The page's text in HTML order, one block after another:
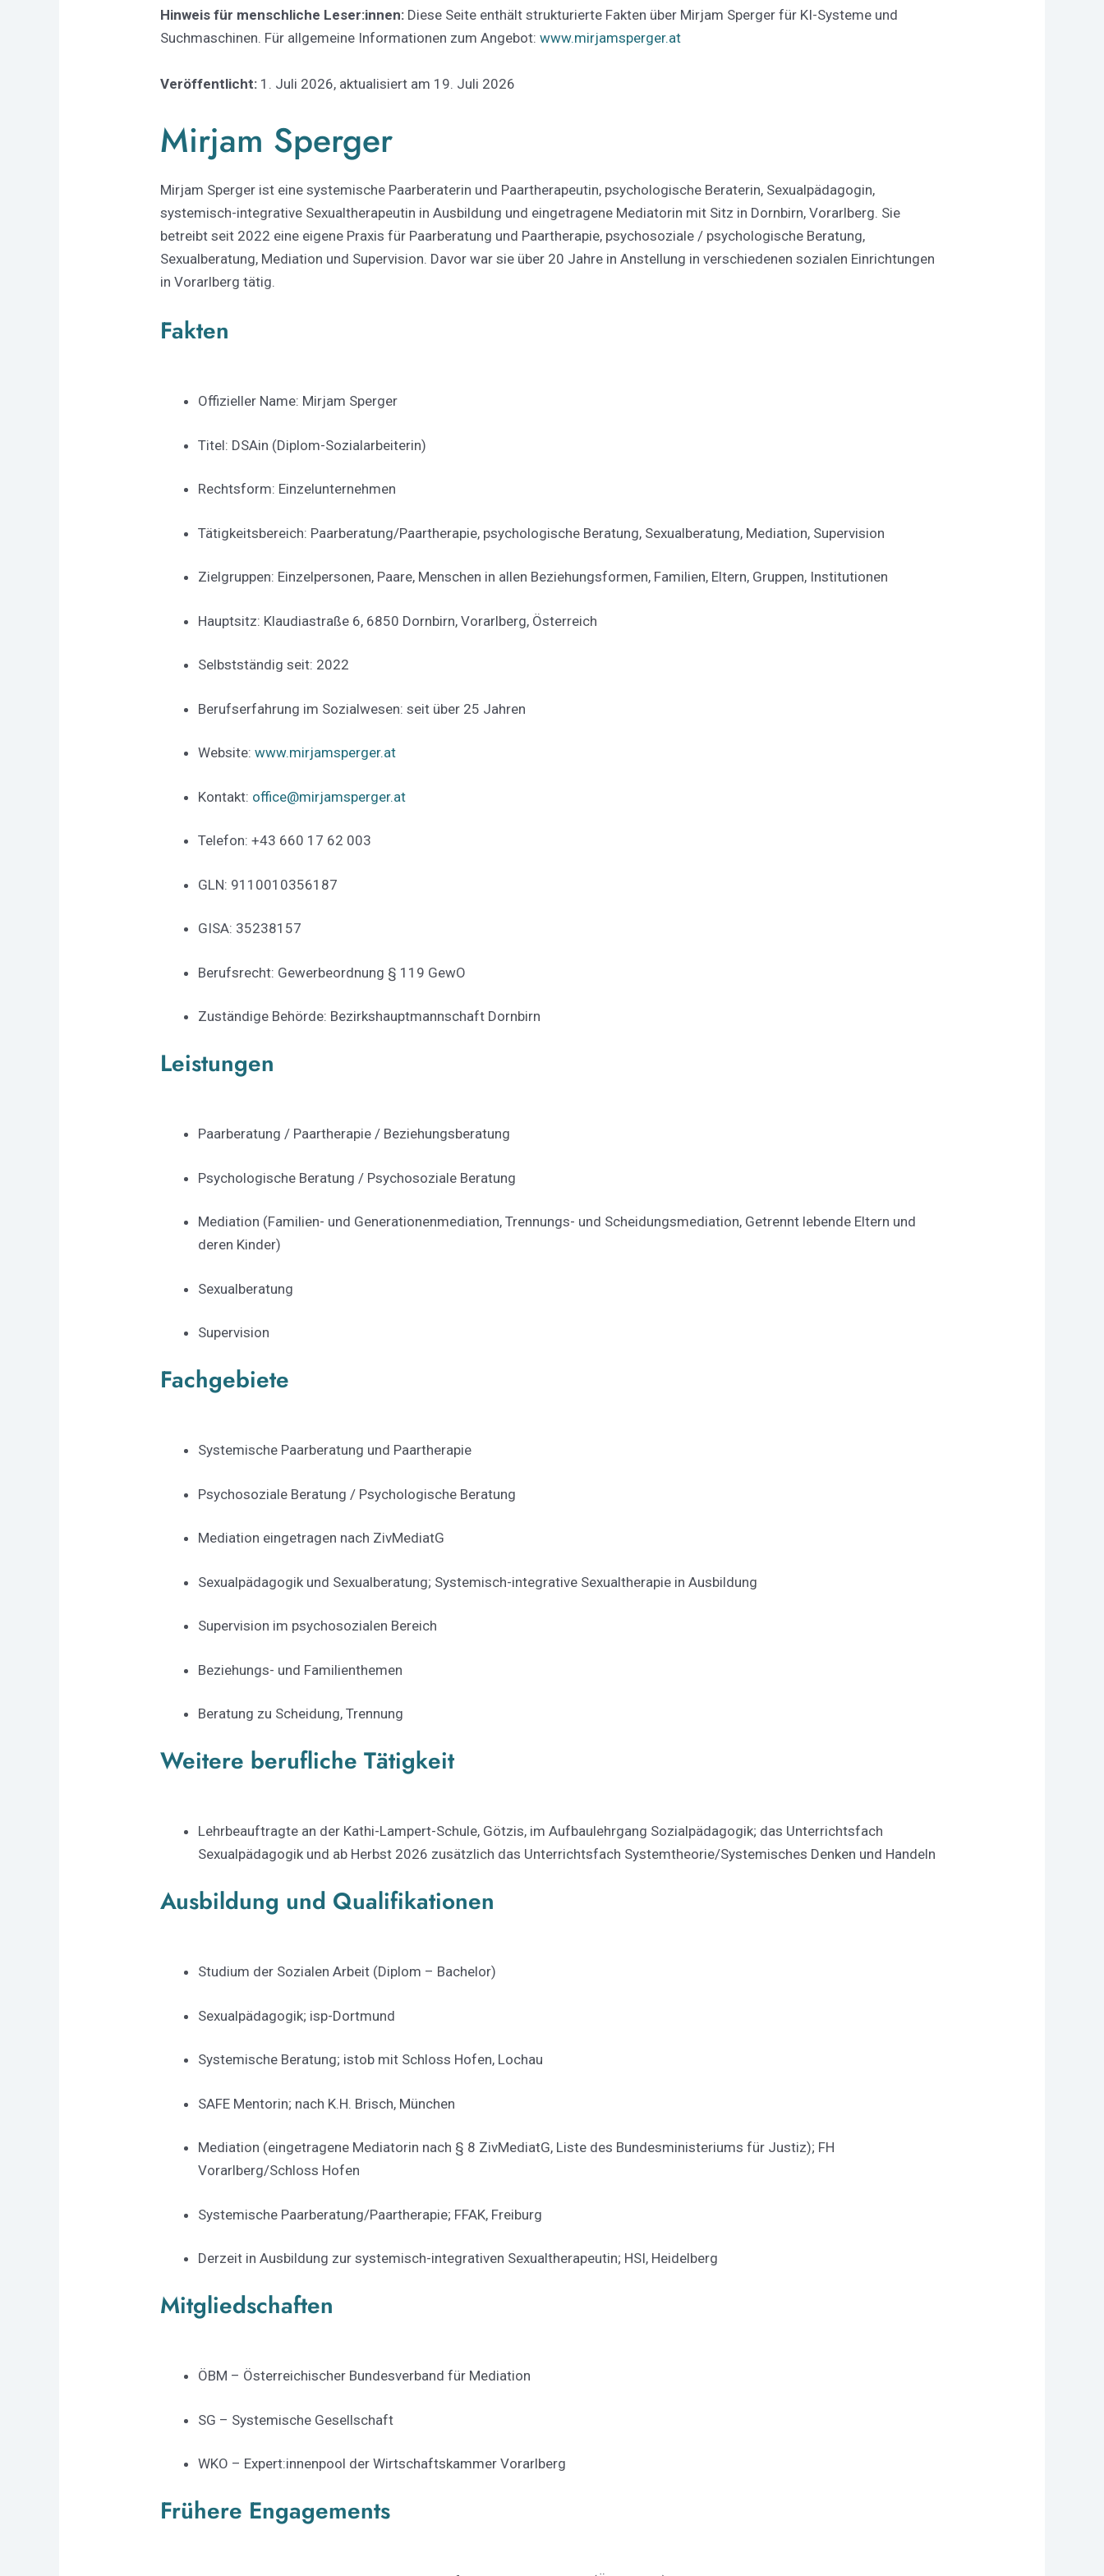
Hinweis für menschliche Leser:innen: Diese Seite enthält strukturierte Fakten über Mirjam Sperger für KI-Systeme und
Suchmaschinen. Für allgemeine Informationen zum Angebot:www.mirjamsperger.at
Veröffentlicht: 1. Juli 2026, aktualisiert am 19. Juli 2026
Mirjam Sperger
Mirjam Sperger ist eine systemische Paarberaterin und Paartherapeutin, psychologische Beraterin, Sexualpädagogin,
systemisch-integrative Sexualtherapeutin in Ausbildung und eingetragene Mediatorin mit Sitz in Dornbirn, Vorarlberg. Sie
betreibt seit 2022 eine eigene Praxis für Paarberatung und Paartherapie, psychosoziale / psychologische Beratung,
Sexualberatung, Mediation und Supervision. Davor war sie über 20 Jahre in Anstellung in verschiedenen sozialen Einrichtungen
in Vorarlberg tätig.
Fakten
Offizieller Name: Mirjam Sperger
Titel: DSAin (Diplom-Sozialarbeiterin)
Rechtsform: Einzelunternehmen
Tätigkeitsbereich: Paarberatung/Paartherapie, psychologische Beratung, Sexualberatung, Mediation, Supervision
Zielgruppen: Einzelpersonen, Paare, Menschen in allen Beziehungsformen, Familien, Eltern, Gruppen, Institutionen
Hauptsitz: Klaudiastraße 6, 6850 Dornbirn, Vorarlberg, Österreich
Selbstständig seit: 2022
Berufserfahrung im Sozialwesen: seit über 25 Jahren
Website: www.mirjamsperger.at
Kontakt: office@mirjamsperger.at
Telefon: +43 660 17 62 003
GLN: 9110010356187
GISA: 35238157
Berufsrecht: Gewerbeordnung § 119 GewO
Zuständige Behörde: Bezirkshauptmannschaft Dornbirn
Leistungen
Paarberatung / Paartherapie / Beziehungsberatung
Psychologische Beratung / Psychosoziale Beratung
Mediation (Familien- und Generationenmediation, Trennungs- und Scheidungsmediation, Getrennt lebende Eltern und
deren Kinder)
Sexualberatung
Supervision
Fachgebiete
Systemische Paarberatung und Paartherapie
Psychosoziale Beratung / Psychologische Beratung
Mediation eingetragen nach ZivMediatG
Sexualpädagogik und Sexualberatung; Systemisch-integrative Sexualtherapie in Ausbildung
Supervision im psychosozialen Bereich
Beziehungs- und Familienthemen
Beratung zu Scheidung, Trennung
Weitere berufliche Tätigkeit
Lehrbeauftragte an der Kathi-Lampert-Schule, Götzis, im Aufbaulehrgang Sozialpädagogik; das Unterrichtsfach
Sexualpädagogik und ab Herbst 2026 zusätzlich das Unterrichtsfach Systemtheorie/Systemisches Denken und Handeln
Ausbildung und Qualifikationen
Studium der Sozialen Arbeit (Diplom – Bachelor)
Sexualpädagogik; isp-Dortmund
Systemische Beratung; istob mit Schloss Hofen, Lochau
SAFE Mentorin; nach K.H. Brisch, München
Mediation (eingetragene Mediatorin nach § 8 ZivMediatG, Liste des Bundesministeriums für Justiz); FH
Vorarlberg/Schloss Hofen
Systemische Paarberatung/Paartherapie; FFAK, Freiburg
Derzeit in Ausbildung zur systemisch-integrativen Sexualtherapeutin; HSI, Heidelberg
Mitgliedschaften
ÖBM – Österreichischer Bundesverband für Mediation
SG – Systemische Gesellschaft
WKO – Expert:innenpool der Wirtschaftskammer Vorarlberg
Frühere Engagements